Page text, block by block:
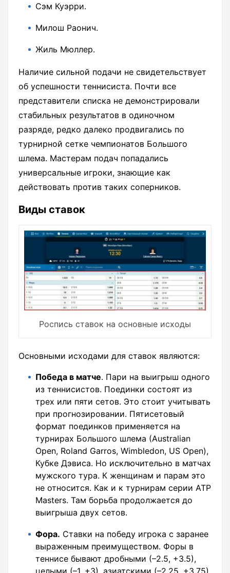
Сэм Куэрри.
Милош Раонич.
Жиль Мюллер.
Наличие сильной подачи не свидетельствует
об успешности теннисиста. Почти все
представители списка не демонстрировали
стабильных результатов в одиночном
разряде, редко далеко продвигались по
турнирной сетке чемпионатов Большого
шлема. Мастерам подач попадались
универсальные игроки, знающие как
действовать против таких соперников.
Виды ставок
Роспись ставок на основные исходы
Основными исходами для ставок являются:
Победа в матче. Пари на выигрыш одного
из теннисистов. Поединки состоят из
трех или пяти сетов. Это стоит учитывать
при прогнозировании. Пятисетовый
формат поединков применяется на
турнирах Большого шлема (Australian
Open, Roland Garros, Wimbledon, US Open),
Кубке Дэвиса. Но исключительно в матчах
мужского тура. К женщинам и парам это
не относится. Как и к турнирам серии ATP
Masters. Там борьба продолжается до
выигрыша двух сетов.
Фора. Ставки на победу игрока с заранее
выраженным преимуществом. Форы в
теннисе бывают дробными (–2.5, +3.5),